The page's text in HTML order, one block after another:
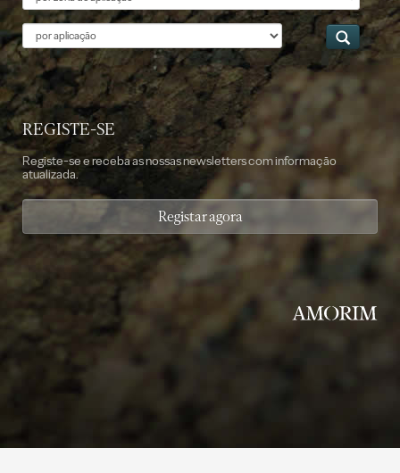
Aplicação
REGISTE-SE
Registe-se e receba as nossas newsletters com informação
atualizada.
Registar agora